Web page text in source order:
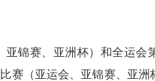
锦赛、亚洲杯）和全运会
赛（亚运会、亚锦赛、亚洲